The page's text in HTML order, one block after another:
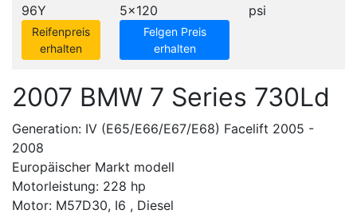
96Y
Reifenpreis
erhalten
5x120
Felgen Preis
erhalten
psi
2007 BMW 7 Series 730Ld
Generation: IV (E65/E66/E67/E68) Facelift 2005 -
2008
Europäischer Markt modell
Motorleistung: 228 hp
Motor: M57D30, I6 , Diesel